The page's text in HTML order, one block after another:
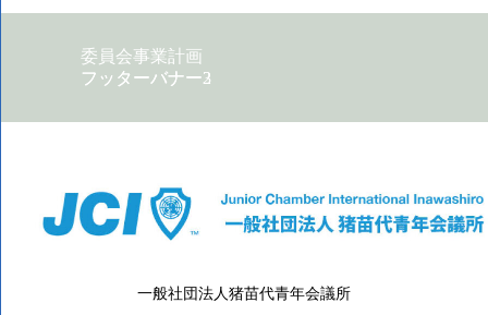
委員会事業計画
フッターバナー2
フッターバナー3
一般社団法人猪苗代青年会議所